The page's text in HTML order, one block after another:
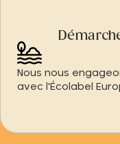
Nous nous
avec l'Écolabel